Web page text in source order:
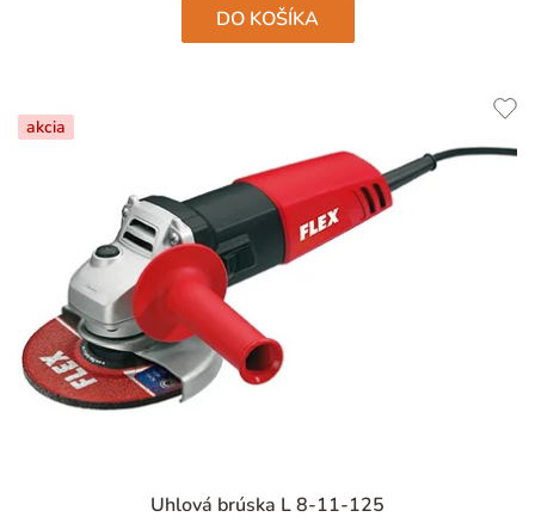
DO KOŠÍKA
akcia
Uhlová brúska L 8-11-125